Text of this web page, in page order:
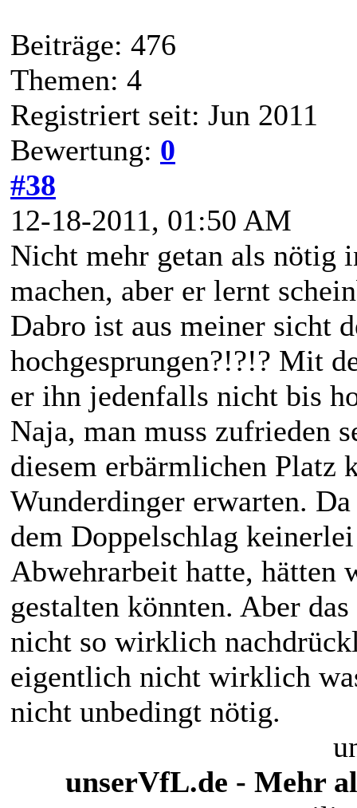
Beiträge: 476
Themen: 4
Registriert seit: Jun 2011
Bewertung: 0
#38
12-18-2011, 01:50 AM
Nicht mehr getan als nötig
machen, aber er lernt
Dabro ist aus meiner sicht
hochgesprungen?!?!? Mit
er ihn jedenfalls nicht bis
Naja, man muss zufrieden
diesem erbärmlichen Platz
Wunderdinger erwarten.
dem Doppelschlag
Abwehrarbeit hatte, hätten
gestalten könnten. Aber
nicht so wirklich
eigentlich nicht wirklich
nicht unbedingt nötig.
unserVfL.de - Mehr